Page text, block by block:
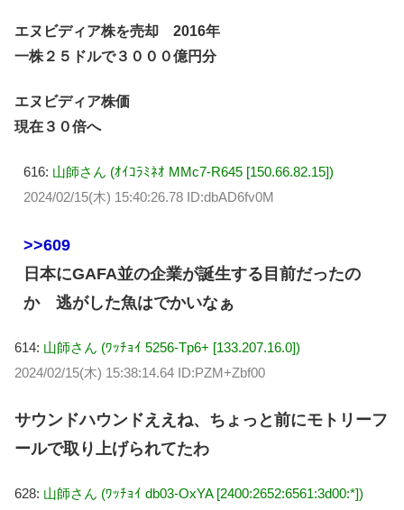
エヌビディア株を売却 2016年
一株２５ドルで３０００億円分
エヌビディア株価
現在３０倍へ
616: 山師さん (ｵｲｺﾗﾐﾈｵ MMc7-R645 [150.66.82.15])
2024/02/15(木) 15:40:26.78 ID:dbAD6fv0M
>>609
日本にGAFA並の企業が誕生する目前だったの
か 逃がした魚はでかいなぁ
614: 山師さん (ﾜｯﾁｮｲ 5256-Tp6+ [133.207.16.0])
2024/02/15(木) 15:38:14.64 ID:PZM+Zbf00
サウンドハウンドええね、ちょっと前にモトリーフ
ールで取り上げられてたわ
628: 山師さん (ﾜｯﾁｮｲ db03-OxYA [2400:2652:6561:3d00:*])